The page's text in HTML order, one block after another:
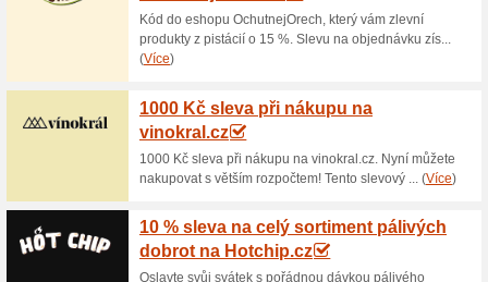
100% fungovalo Akce
Pokud si objednáte v
nebudete muset platit za
shop a nakupte výhodně